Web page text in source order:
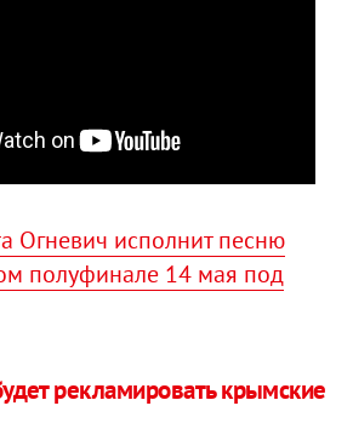
Огневич исполнит песню
полуфинале 14 мая под
рекламировать крымские